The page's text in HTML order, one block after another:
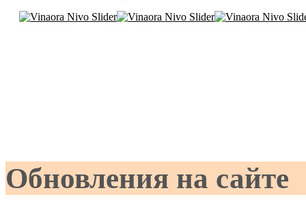
Обновления на сайте